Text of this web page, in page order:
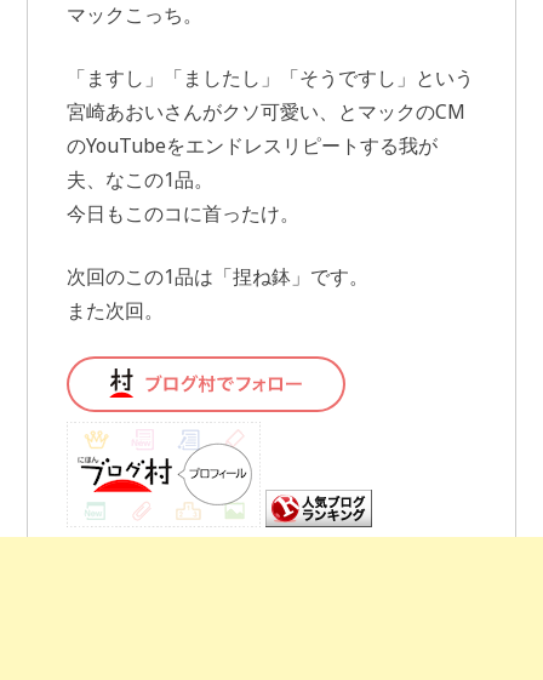
マックこっち。
「ますし」「ましたし」「そうですし」という
宮崎あおいさんがクソ可愛い、とマックのCM
のYouTubeをエンドレスリピートする我が
夫、なこの1品。
今日もこのコに首ったけ。
次回のこの1品は「捏ね鉢」です。
また次回。